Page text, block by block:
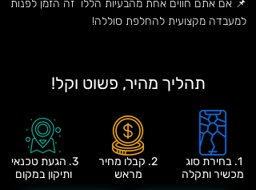
📌 אם אתם חווים אחת מהבעיות הללו זה הזמן לפנות
למעבדה מקצועית להחלפת סוללה!
תהליך מהיר, פשוט וקל!
3. הגעת טכנאי
ותיקון במקום
2. קבלו מחיר
מראש
1. בחירת סוג
מכשיר ותקלה